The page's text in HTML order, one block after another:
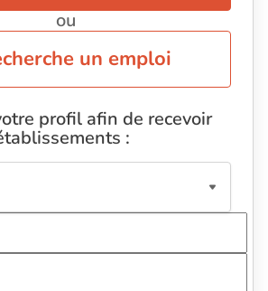
ou
un emploi
profil afin de recevoir
: